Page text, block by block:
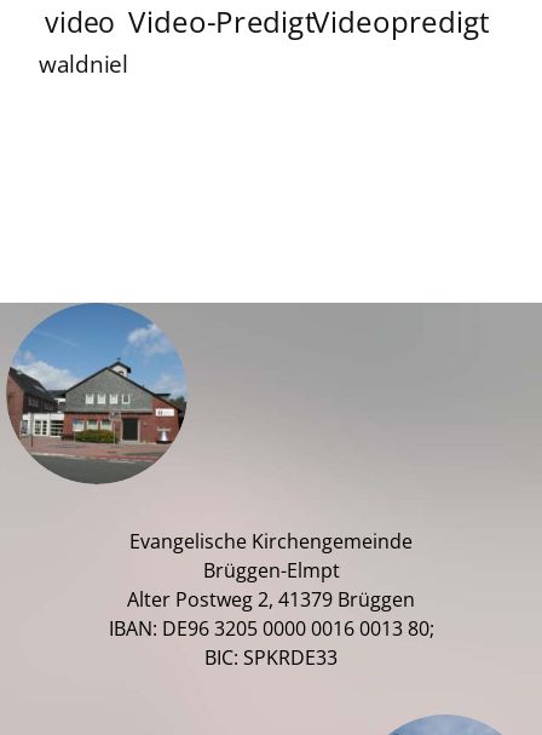
video Video-PredigtVideopredigt
waldniel
Evangelische Kirchengemeinde
Brüggen-Elmpt
Alter Postweg 2, 41379 Brüggen
IBAN: DE96 3205 0000 0016 0013 80;
BIC: SPKRDE33